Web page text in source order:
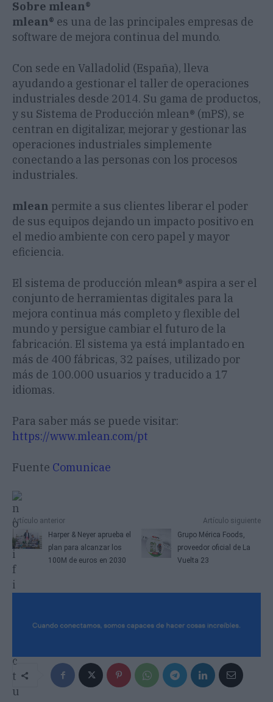
Sobre mlean®
mlean® es una de las principales empresas de
software de mejora continua del mundo.
Con sede en Valladolid (España), lleva
ayudando a gestionar el taller de operaciones
industriales desde 2014. Su gama de productos,
y su Sistema de Producción mlean® (mPS), se
centran en digitalizar, mejorar y gestionar las
operaciones industriales simplemente
conectando a las personas con los procesos
industriales.
mlean permite a sus clientes liberar el poder
de sus equipos dejando un impacto positivo en
el medio ambiente con cero papel y mayor
eficiencia.
El sistema de producción mlean® aspira a ser el
conjunto de herramientas digitales para la
mejora continua más completo y flexible del
mundo y persigue cambiar el futuro de la
fabricación. El sistema ya está implantado en
más de 400 fábricas, 32 países, utilizado por
más de 100.000 usuarios y traducido a 17
idiomas.
Para saber más se puede visitar:
https://www.mlean.com/pt
Fuente Comunicae
Artículo anterior
Harper & Neyer aprueba el
plan para alcanzar los
100M de euros en 2030
Artículo siguiente
Grupo Mérica Foods,
proveedor oficial de La
Vuelta 23